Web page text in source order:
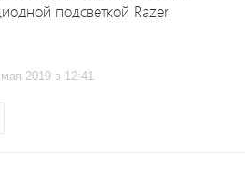
подсветкой Razer
2019 в 12:41